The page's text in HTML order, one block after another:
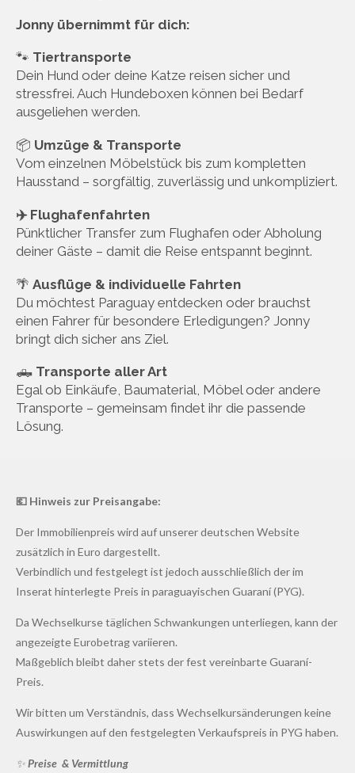
Jonny übernimmt für dich:
🐾 Tiertransporte
Dein Hund oder deine Katze reisen sicher und
stressfrei. Auch Hundeboxen können bei Bedarf
ausgeliehen werden.
📦 Umzüge & Transporte
Vom einzelnen Möbelstück bis zum kompletten
Hausstand – sorgfältig, zuverlässig und unkompliziert.
✈️ Flughafenfahrten
Pünktlicher Transfer zum Flughafen oder Abholung
deiner Gäste – damit die Reise entspannt beginnt.
🌴 Ausflüge & individuelle Fahrten
Du möchtest Paraguay entdecken oder brauchst
einen Fahrer für besondere Erledigungen? Jonny
bringt dich sicher ans Ziel.
🛻 Transporte aller Art
Egal ob Einkäufe, Baumaterial, Möbel oder andere
Transporte – gemeinsam findet ihr die passende
Lösung.
💶 Hinweis zur Preisangabe:
Der Immobilienpreis wird auf unserer deutschen Website
zusätzlich in Euro dargestellt.
Verbindlich und festgelegt ist jedoch ausschließlich der im
Inserat hinterlegte Preis in paraguayischen Guaraní (PYG).
Da Wechselkurse täglichen Schwankungen unterliegen, kann der
angezeigte Eurobetrag variieren.
Maßgeblich bleibt daher stets der fest vereinbarte Guaraní-
Preis.
Wir bitten um Verständnis, dass Wechselkursänderungen keine
Auswirkungen auf den festgelegten Verkaufspreis in PYG haben.
✨Preise & Vermittlung